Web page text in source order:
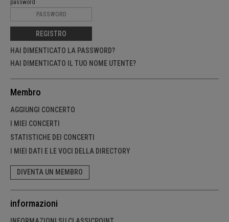
password
REGISTRO
HAI DIMENTICATO LA PASSWORD?
HAI DIMENTICATO IL TUO NOME UTENTE?
Membro
AGGIUNGI CONCERTO
I MIEI CONCERTI
STATISTICHE DEI CONCERTI
I MIEI DATI E LE VOCI DELLA DIRECTORY
DIVENTA UN MEMBRO
informazioni